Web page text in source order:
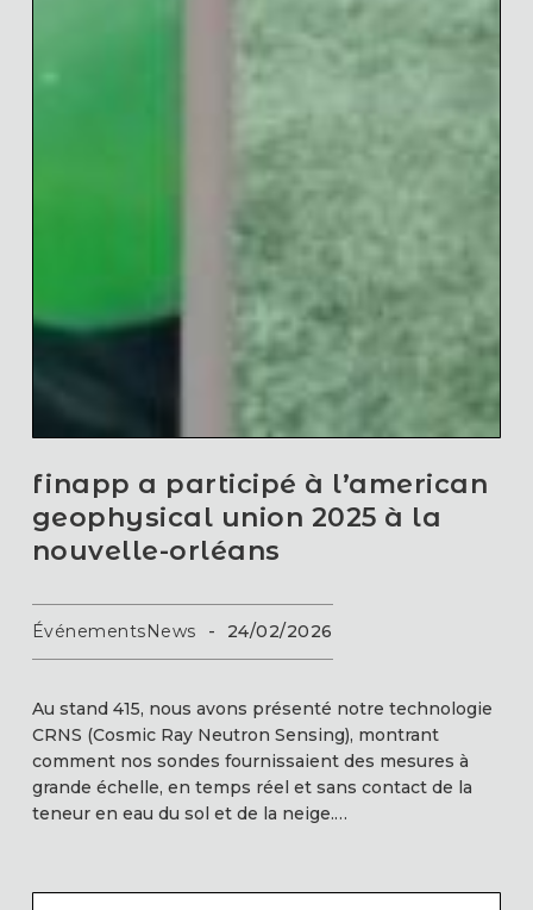
finapp a participé à l’american
geophysical union 2025 à la
nouvelle-orléans
ÉvénementsNews - 24/02/2026
Au stand 415, nous avons présenté notre technologie
CRNS (Cosmic Ray Neutron Sensing), montrant
comment nos sondes fournissaient des mesures à
grande échelle, en temps réel et sans contact de la
teneur en eau du sol et de la neige.…